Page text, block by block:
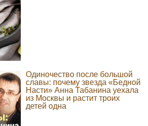
Одиночество после большой
славы: почему звезда «Бедной
Насти» Анна Табанина уехала
из Москвы и растит троих
детей одна